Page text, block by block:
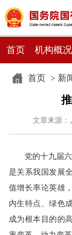
首页 机构概况
首页> 新
文章来源
党的十九届
是关系我国发展
值增长率论英雄
内生特点、绿色
成为根本目的的